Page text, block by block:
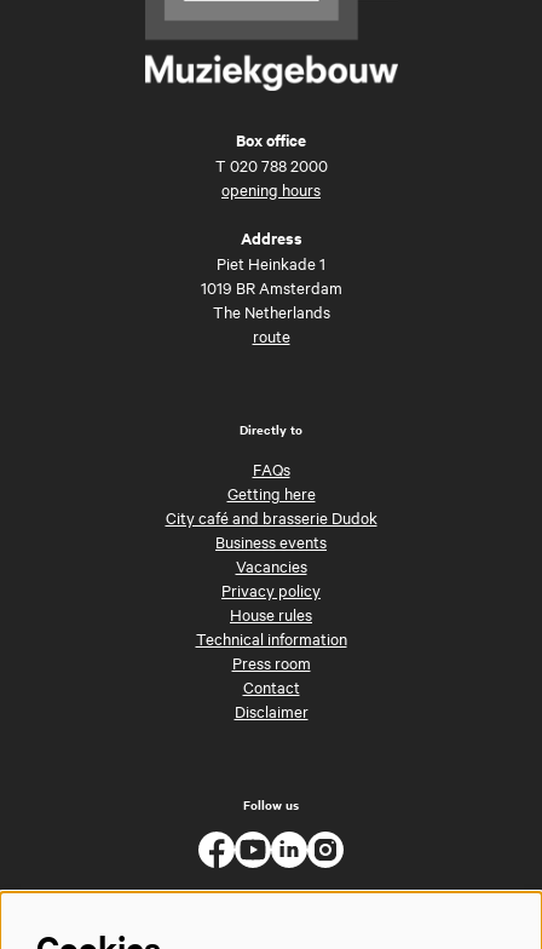
Box office
T 020 788 2000
opening hours
Address
Piet Heinkade 1
1019 BR Amsterdam
The Netherlands
route
Directly to
FAQs
Getting here
City café and brasserie Dudok
Business events
Vacancies
Privacy policy
House rules
Technical information
Press room
Contact
Disclaimer
Follow us